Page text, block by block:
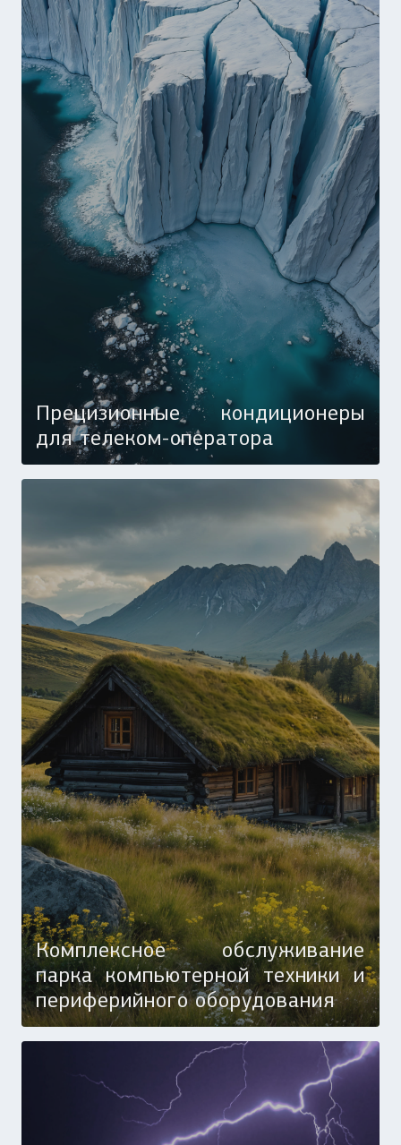
Прецизионные кондиционеры
для телеком-оператора
Комплексное обслуживание
парка компьютерной техники и
периферийного оборудования